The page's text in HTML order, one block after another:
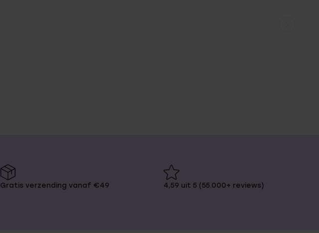
Gratis verzending vanaf €49 4,59 uit 5 (55.000+ reviews)